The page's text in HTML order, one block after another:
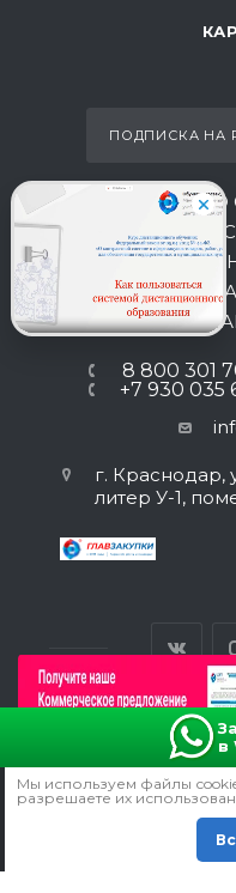
ПОДПИСКА НА
8 800 301
+7 930 035
г. Краснодар,
литер У-1,
ПОЛИТИКА
в
Мы используем файлы
разрешаете их